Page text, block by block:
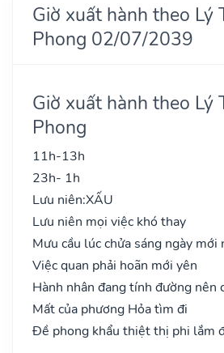
Giờ xuất hành theo Lý
Phong 02/07/2039
Giờ xuất hành theo Lý
Phong
11h-13h
23h- 1h
Lưu niên:XẤU
Lưu niên mọi việc khó thay
Mưu cầu lúc chửa sáng ngày mới
Việc quan phải hoãn mới yên
Hành nhân đang tính đường nên
Mất của phương Hỏa tìm đi
Đề phong khẩu thiệt thị phi lắm